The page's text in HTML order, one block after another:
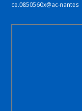
ce.0850560x@ac-nantes